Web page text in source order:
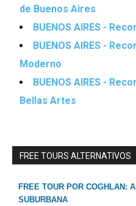
de Buenos Aires
BUENOS AIRES -
BUENOS AIRES -
Moderno
BUENOS AIRES -
Bellas Artes
FREE TOURS ALTERNATIVOS
FREE TOUR POR COGHLAN:
SUBURBANA